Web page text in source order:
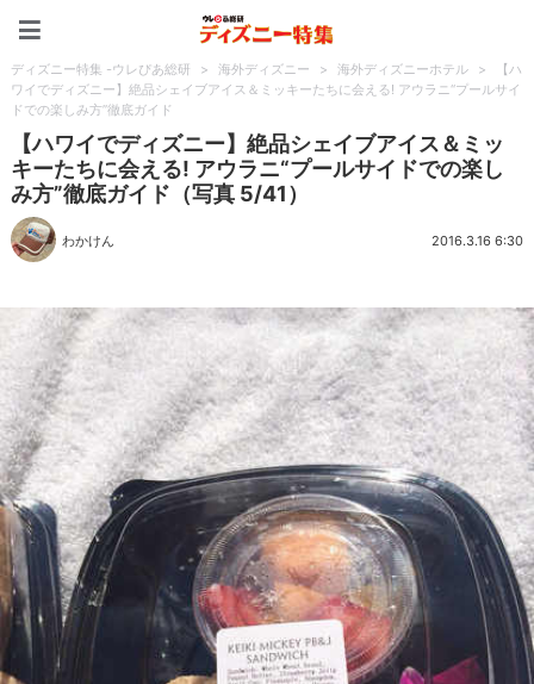
ディズニー特集 -ウレぴあ総研 > 海外ディズニー > 海外ディズニーホテル >
【ハ
ワイでディズニー】絶品シェイブアイス＆ミッキーたちに会える! アウラニ“プールサイ
ドでの楽しみ方”徹底ガイド
【ハワイでディズニー】絶品シェイブアイス＆ミッ
キーたちに会える! アウラニ“プールサイドでの楽し
み方”徹底ガイド（写真 5/41）
わかけん 2016.3.16 6:30